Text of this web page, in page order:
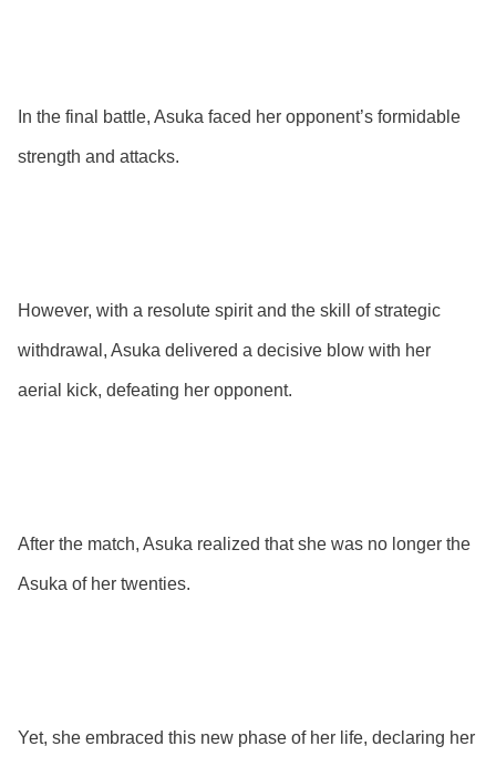
In the final battle, Asuka faced her opponent’s formidable
strength and attacks.
However, with a resolute spirit and the skill of strategic
withdrawal, Asuka delivered a decisive blow with her
aerial kick, defeating her opponent.
After the match, Asuka realized that she was no longer the
Asuka of her twenties.
Yet, she embraced this new phase of her life, declaring her